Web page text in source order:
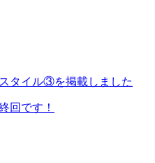
タイル③を掲載しました
回です！